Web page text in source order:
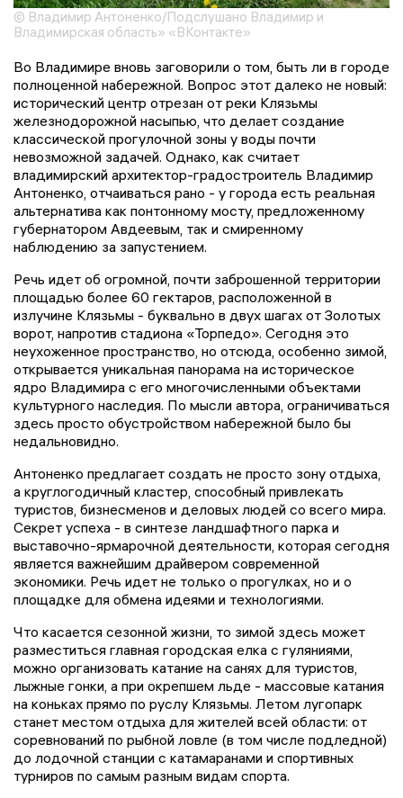
© Владимир Антоненко/Подслушано Владимир и
Владимирская область» «ВКонтакте»
Во Владимире вновь заговорили о том, быть ли в городе
полноценной набережной. Вопрос этот далеко не новый:
исторический центр отрезан от реки Клязьмы
железнодорожной насыпью, что делает создание
классической прогулочной зоны у воды почти
невозможной задачей. Однако, как считает
владимирский архитектор-градостроитель Владимир
Антоненко, отчаиваться рано - у города есть реальная
альтернатива как понтонному мосту, предложенному
губернатором Авдеевым, так и смиренному
наблюдению за запустением.
Речь идет об огромной, почти заброшенной территории
площадью более 60 гектаров, расположенной в
излучине Клязьмы - буквально в двух шагах от Золотых
ворот, напротив стадиона «Торпедо». Сегодня это
неухоженное пространство, но отсюда, особенно зимой,
открывается уникальная панорама на историческое
ядро Владимира с его многочисленными объектами
культурного наследия. По мысли автора, ограничиваться
здесь просто обустройством набережной было бы
недальновидно.
Антоненко предлагает создать не просто зону отдыха,
а круглогодичный кластер, способный привлекать
туристов, бизнесменов и деловых людей со всего мира.
Секрет успеха - в синтезе ландшафтного парка и
выставочно-ярмарочной деятельности, которая сегодня
является важнейшим драйвером современной
экономики. Речь идет не только о прогулках, но и о
площадке для обмена идеями и технологиями.
Что касается сезонной жизни, то зимой здесь может
разместиться главная городская елка с гуляниями,
можно организовать катание на санях для туристов,
лыжные гонки, а при окрепшем льде - массовые катания
на коньках прямо по руслу Клязьмы. Летом лугопарк
станет местом отдыха для жителей всей области: от
соревнований по рыбной ловле (в том числе подледной)
до лодочной станции с катамаранами и спортивных
турниров по самым разным видам спорта.